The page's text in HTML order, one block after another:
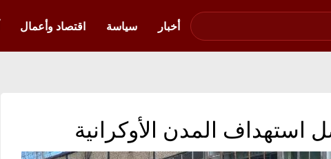
أخبار
سياسة اقتصاد وأعمال
استهداف المدن الأوكرانية